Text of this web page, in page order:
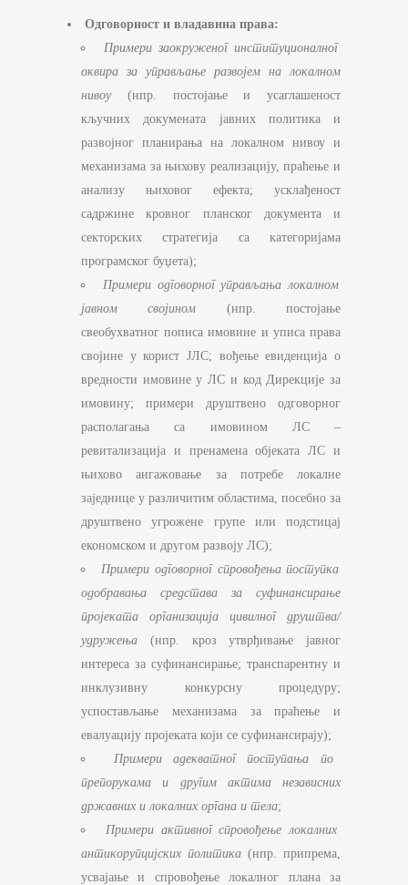
Одговорност и владавина права:
Примери заокруженог институционалног
оквира за управљање развојем на локалном
нивоу (нпр. постојање и усаглашеност
кључних докумената јавних политика и
развојног планирања на локалном нивоу и
механизама за њихову реализацију, праћење и
анализу њиховог ефекта; усклађеност
садржине кровног планског документа и
секторских стратегија са категоријама
програмског буџета);
Примери одговорног управљања локалном
јавном својином (нпр. постојање
свеобухватног пописa имовине и уписа права
својине у корист ЈЛС; вођење евиденција о
вредности имовине у ЛС и код Дирекције за
имовину; примери друштвено одговорног
располагања са имовином ЛС –
ревитализација и пренамена објеката ЛС и
њихово ангажовање за потребе локалне
заједнице у различитим областима, посебно за
друштвено угрожене групе или подстицај
економском и другом развоју ЛС);
Примери одговорног спровођења поступка
одобравања средстава за суфинансирање
пројеката организација цивилног друштва/
удружења (нпр. кроз утврђивање јавног
интереса за суфинансирање; транспарентну и
инклузивну конкурсну процедуру;
успостављање механизама за праћење и
евалуацију пројеката који се суфинансирају);
Примери адекватног поступања по
препорукама и другим актима независних
државних и локалних органа и тела;
Примери активног спровођење локалних
антикорупцијских политика (нпр. припрема,
усвајање и спровођење локалног плана за